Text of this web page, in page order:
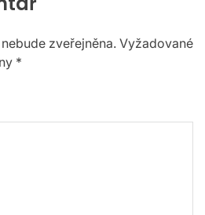
zveřejněna. Vyžadované
*